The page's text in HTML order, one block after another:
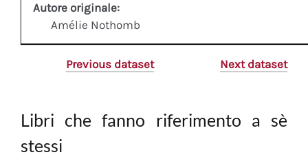
Autore originale:
Amélie Nothomb
Previous dataset Next dataset
Libri che fanno riferimento a sè
stessi